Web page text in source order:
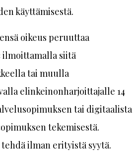
käyttämisestä.
oikeus peruuttaa
siitä
tai muulla
elinkeinonharjoittajalle 14
tai digitaalista
tekemisestä.
ilman erityistä syytä.